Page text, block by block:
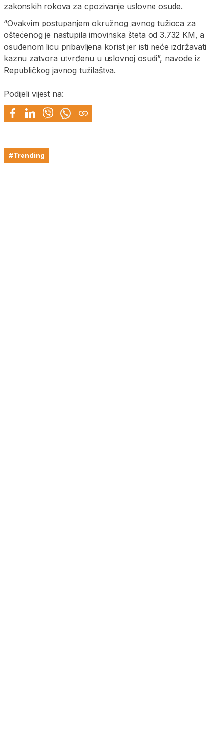
zakonskih rokova za opozivanje uslovne osude.
“Ovakvim postupanjem okružnog javnog tužioca za
oštećenog je nastupila imovinska šteta od 3.732 KM, a
osuđenom licu pribavljena korist jer isti neće izdržavati
kaznu zatvora utvrđenu u uslovnoj osudi”, navode iz
Republičkog javnog tužilaštva.
Podijeli vijest na:
#Trending